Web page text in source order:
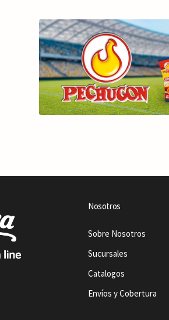
Nosotros
Sobre Nosotros
Sucursales
Catalogos
Envíos y Cobertura